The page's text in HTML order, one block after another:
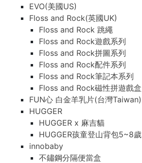
EVO(美國US)
Floss and Rock(英國UK)
Floss and Rock 跳繩
Floss and Rock遊戲系列
Floss and Rock拼圖系列
Floss and Rock配件系列
Floss and Rock筆記本系列
Floss and Rock磁性拼遊戲盒
FUN心 白金羊乳片(台灣Taiwan)
HUGGER
HUGGER x 麻吉貓
HUGGER孩童登山背包5~8歲
innobaby
不鏽鋼分隔便當盒